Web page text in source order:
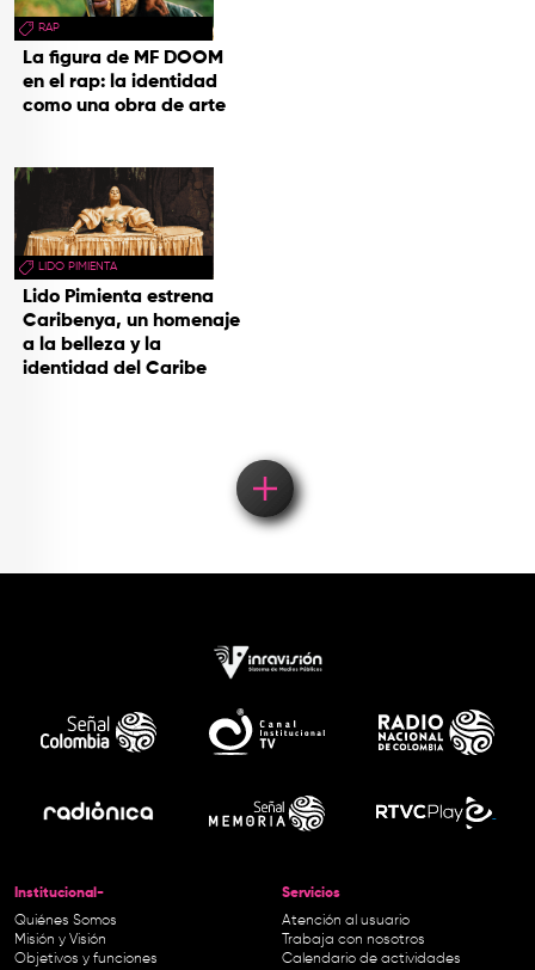
RAP
La figura de MF DOOM
en el rap: la identidad
como una obra de arte
LIDO PIMIENTA
Lido Pimienta estrena
Caribenya, un homenaje
a la belleza y la
identidad del Caribe
Institucional-
Quiénes Somos
Misión y Visión
Objetivos y funciones
Servicios
Atención al usuario
Trabaja con nosotros
Calendario de actividades